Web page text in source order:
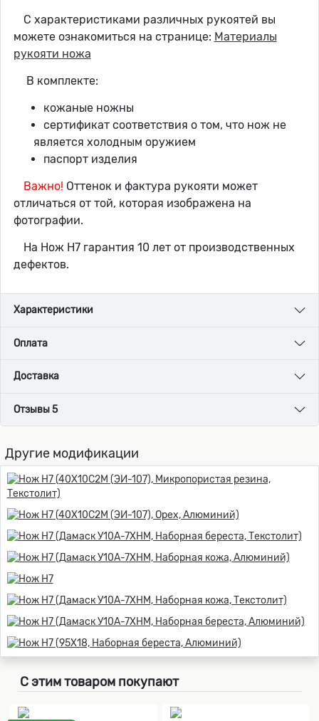
С характеристиками различных рукоятей вы
можете ознакомиться на странице: Материалы
рукояти ножа
В комплекте:
кожаные ножны
сертификат соответствия о том, что нож не
является холодным оружием
паспорт изделия
Важно! Оттенок и фактура рукояти может
отличаться от той, которая изображена на
фотографии.
На Нож Н7 гарантия 10 лет от производственных
дефектов.
Характеристики
Оплата
Доставка
Отзывы 5
Другие модификации
С этим товаром покупают